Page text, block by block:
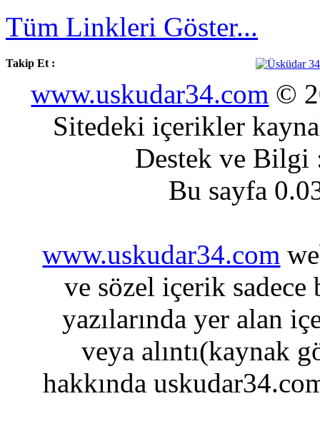
Tüm Linkleri Göster...
Takip Et :
www.uskudar34.com ©
Sitedeki içerikler
Destek ve
Bu sayfa
www.uskudar34.com
ve sözel içerik sadece
yazılarında yer alan
veya alıntı(kaynak
hakkında